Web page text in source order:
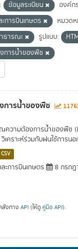
ข้อมูลระเบียน
องค์ก
การบินเกษตร
หมวด
ธารณะ รูปแบบ:
การน้ำของพืช
ารน้ำของพืช
วามต้องการน้ำของพืช (
เคราะห์ร่วมกับฝนใช้การน
CSV
ะการบินเกษตร 8 กรก
ลังทาง API (ให้ดู คู่มือ API).